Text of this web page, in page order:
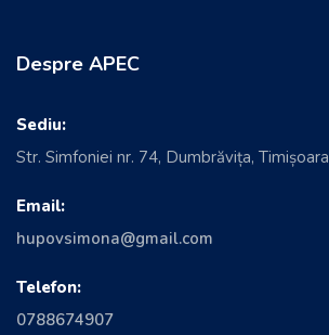
Despre APEC
Sediu:
Str. Simfoniei nr. 74, Dumbrăvița, Timișoara
Email:
hupovsimona@gmail.com
Telefon:
0788674907